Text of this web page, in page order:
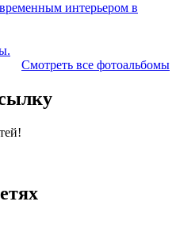
интерьером в
Смотреть все фотоальбомы